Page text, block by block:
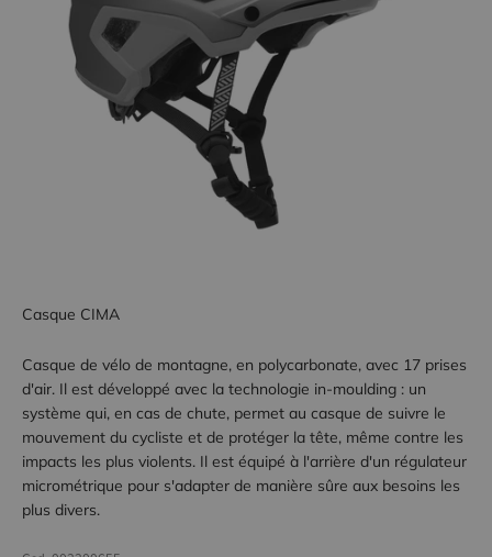
Casque CIMA
Casque de vélo de montagne, en polycarbonate, avec 17 prises
d'air. Il est développé avec la technologie in-moulding : un
système qui, en cas de chute, permet au casque de suivre le
mouvement du cycliste et de protéger la tête, même contre les
impacts les plus violents. Il est équipé à l'arrière d'un régulateur
micrométrique pour s'adapter de manière sûre aux besoins les
plus divers.